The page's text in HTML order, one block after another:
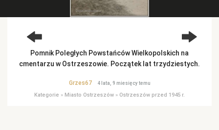
Pomnik Poległych Powstańców Wielkopolskich na
cmentarzu w Ostrzeszowie. Początek lat trzydziestych.
Grzes67 4 lata, 9 miesięcy temu
Kategorie » Miasto Ostrzeszów » Ostrzeszów przed 1945 r.